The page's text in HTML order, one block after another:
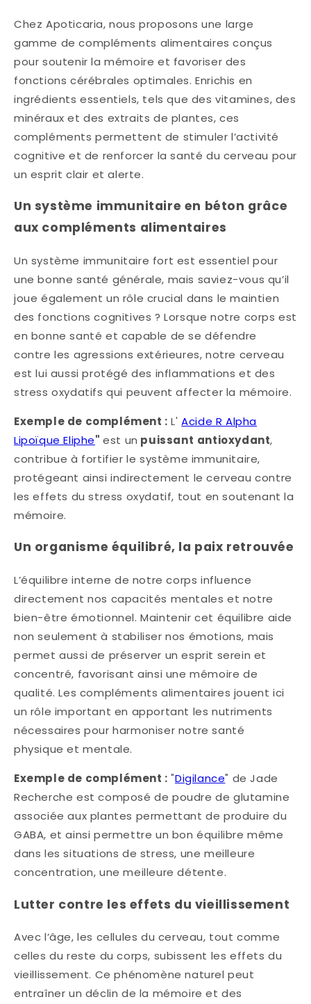
Chez Apoticaria, nous proposons une large
gamme de compléments alimentaires conçus
pour soutenir la mémoire et favoriser des
fonctions cérébrales optimales. Enrichis en
ingrédients essentiels, tels que des vitamines, des
minéraux et des extraits de plantes, ces
compléments permettent de stimuler l’activité
cognitive et de renforcer la santé du cerveau pour
un esprit clair et alerte.
Un système immunitaire en béton grâce
aux compléments alimentaires
Un système immunitaire fort est essentiel pour
une bonne santé générale, mais saviez-vous qu’il
joue également un rôle crucial dans le maintien
des fonctions cognitives ? Lorsque notre corps est
en bonne santé et capable de se défendre
contre les agressions extérieures, notre cerveau
est lui aussi protégé des inflammations et des
stress oxydatifs qui peuvent affecter la mémoire.
Exemple de complément : L'Acide R Alpha
Lipoïque Eliphe"est un puissant antioxydant,
contribue à fortifier le système immunitaire,
protégeant ainsi indirectement le cerveau contre
les effets du stress oxydatif, tout en soutenant la
mémoire.
Un organisme équilibré, la paix retrouvée
L’équilibre interne de notre corps influence
directement nos capacités mentales et notre
bien-être émotionnel. Maintenir cet équilibre aide
non seulement à stabiliser nos émotions, mais
permet aussi de préserver un esprit serein et
concentré, favorisant ainsi une mémoire de
qualité. Les compléments alimentaires jouent ici
un rôle important en apportant les nutriments
nécessaires pour harmoniser notre santé
physique et mentale.
Exemple de complément : "Digilance" de Jade
Recherche est composé de poudre de glutamine
associée aux plantes permettant de produire du
GABA, et ainsi permettre un bon équilibre même
dans les situations de stress, une meilleure
concentration, une meilleure détente.
Lutter contre les effets du vieillissement
Avec l’âge, les cellules du cerveau, tout comme
celles du reste du corps, subissent les effets du
vieillissement. Ce phénomène naturel peut
entraîner un déclin de la mémoire et des